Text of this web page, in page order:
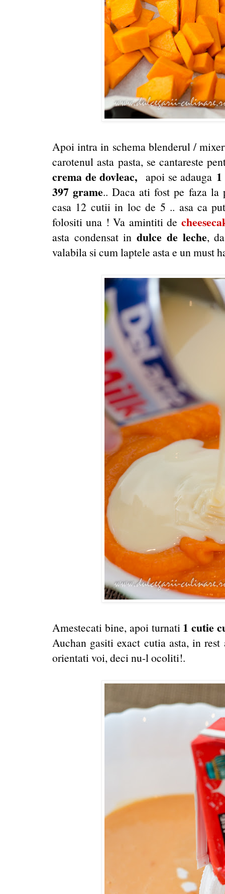
Apoi intra in schema blenderul /
carotenul asta pasta, se cantareste
crema de dovleac, apoi se adauga
397 grame.. Daca ati fost pe faza
casa 12 cutii in loc de 5 .. asa ca
folositi una ! Va amintiti de
asta condensat indulce de leche,
valabila si cum laptele asta e un must
Amestecati bine, apoi turnati 1 cutie
Auchan gasiti exact cutia asta, in
orientati voi, deci nu-l ocoliti!.